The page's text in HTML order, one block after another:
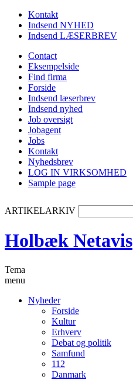
Kontakt
Indsend NYHED
Indsend LÆSERBREV
Contact
Eksempelside
Find firma
Forside
Indsend læserbrev
Indsend nyhed
Job oversigt
Jobagent
Jobs
Kontakt
Nyhedsbrev
LOG IN VIRKSOMHED
Sample page
ARTIKELARKIV
Holbæk Netavis
Tema
menu
Nyheder
Forside
Kultur
Erhverv
Debat og politik
Samfund
112
Danmark